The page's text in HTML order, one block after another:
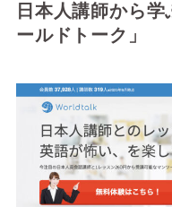
日本人講師から
ールドトーク」